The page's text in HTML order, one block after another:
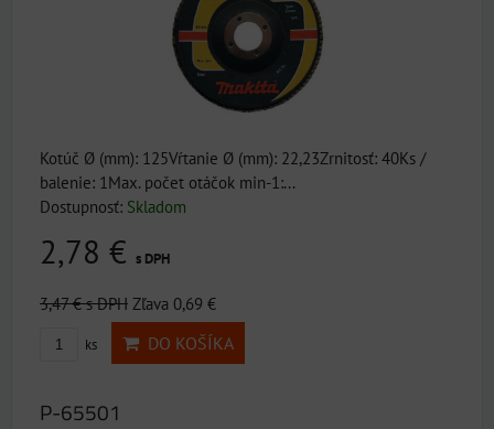
Kotúč Ø (mm): 125Vŕtanie Ø (mm): 22,23Zrnitosť: 40Ks /
balenie: 1Max. počet otáčok min-1:...
Dostupnosť: Skladom
2,78 € s DPH
3,47 €s DPH Zľava 0,69 €
ks DO KOŠÍKA
P-65501